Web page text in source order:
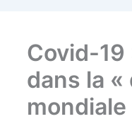
Covid-19
dans la
mondiale